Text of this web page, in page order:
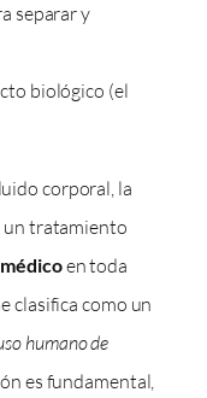
separar y
biológico (el
corporal, la
un tratamiento
en toda
clasifica como un
humano de
es fundamental,